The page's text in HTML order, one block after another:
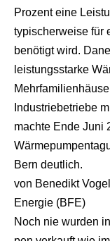
Prozent eine
typischerweise für
benötigt wird.
leistungsstarke
Industriebetriebe
machte Ende Juni
Bern deutlich.
von Benedikt
Energie (BFE)
Noch nie wurden